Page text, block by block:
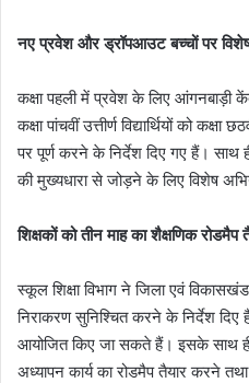
नए प्रवेश और ड्रॉपआउट बच्चों पर
कक्षा पहली में प्रवेश के लिए आंगनबाड़ी
कक्षा पांचवीं उत्तीर्ण विद्यार्थियों को
पर पूर्ण करने के निर्देश दिए गए हैं। साथ
की मुख्यधारा से जोड़ने के लिए विशेष
शिक्षकों को तीन माह का शैक्षणिक
स्कूल शिक्षा विभाग ने जिला एवं
निराकरण सुनिश्चित करने के निर्देश
आयोजित किए जा सकते हैं। इसके साथ ही
अध्यापन कार्य का रोडमैप तैयार करने तथा